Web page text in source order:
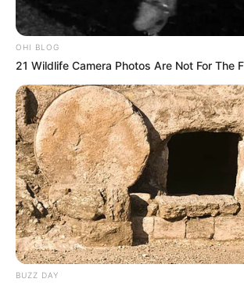
OHI BLOG
21 Wildlife Camera Photos Are Not For The
BUZZ DAY